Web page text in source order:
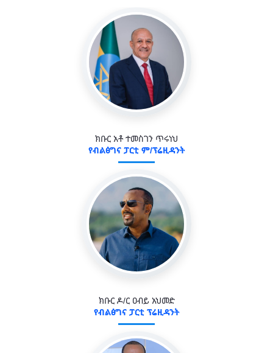
ክቡር አቶ ተመስገን ጥሩነህ
የብልፅግና ፓርቲ ም/ፕሬዚዳንት
ክቡር ዶ/ር ዐብይ አህመድ
የብልፅግና ፓርቲ ፕሬዚዳንት